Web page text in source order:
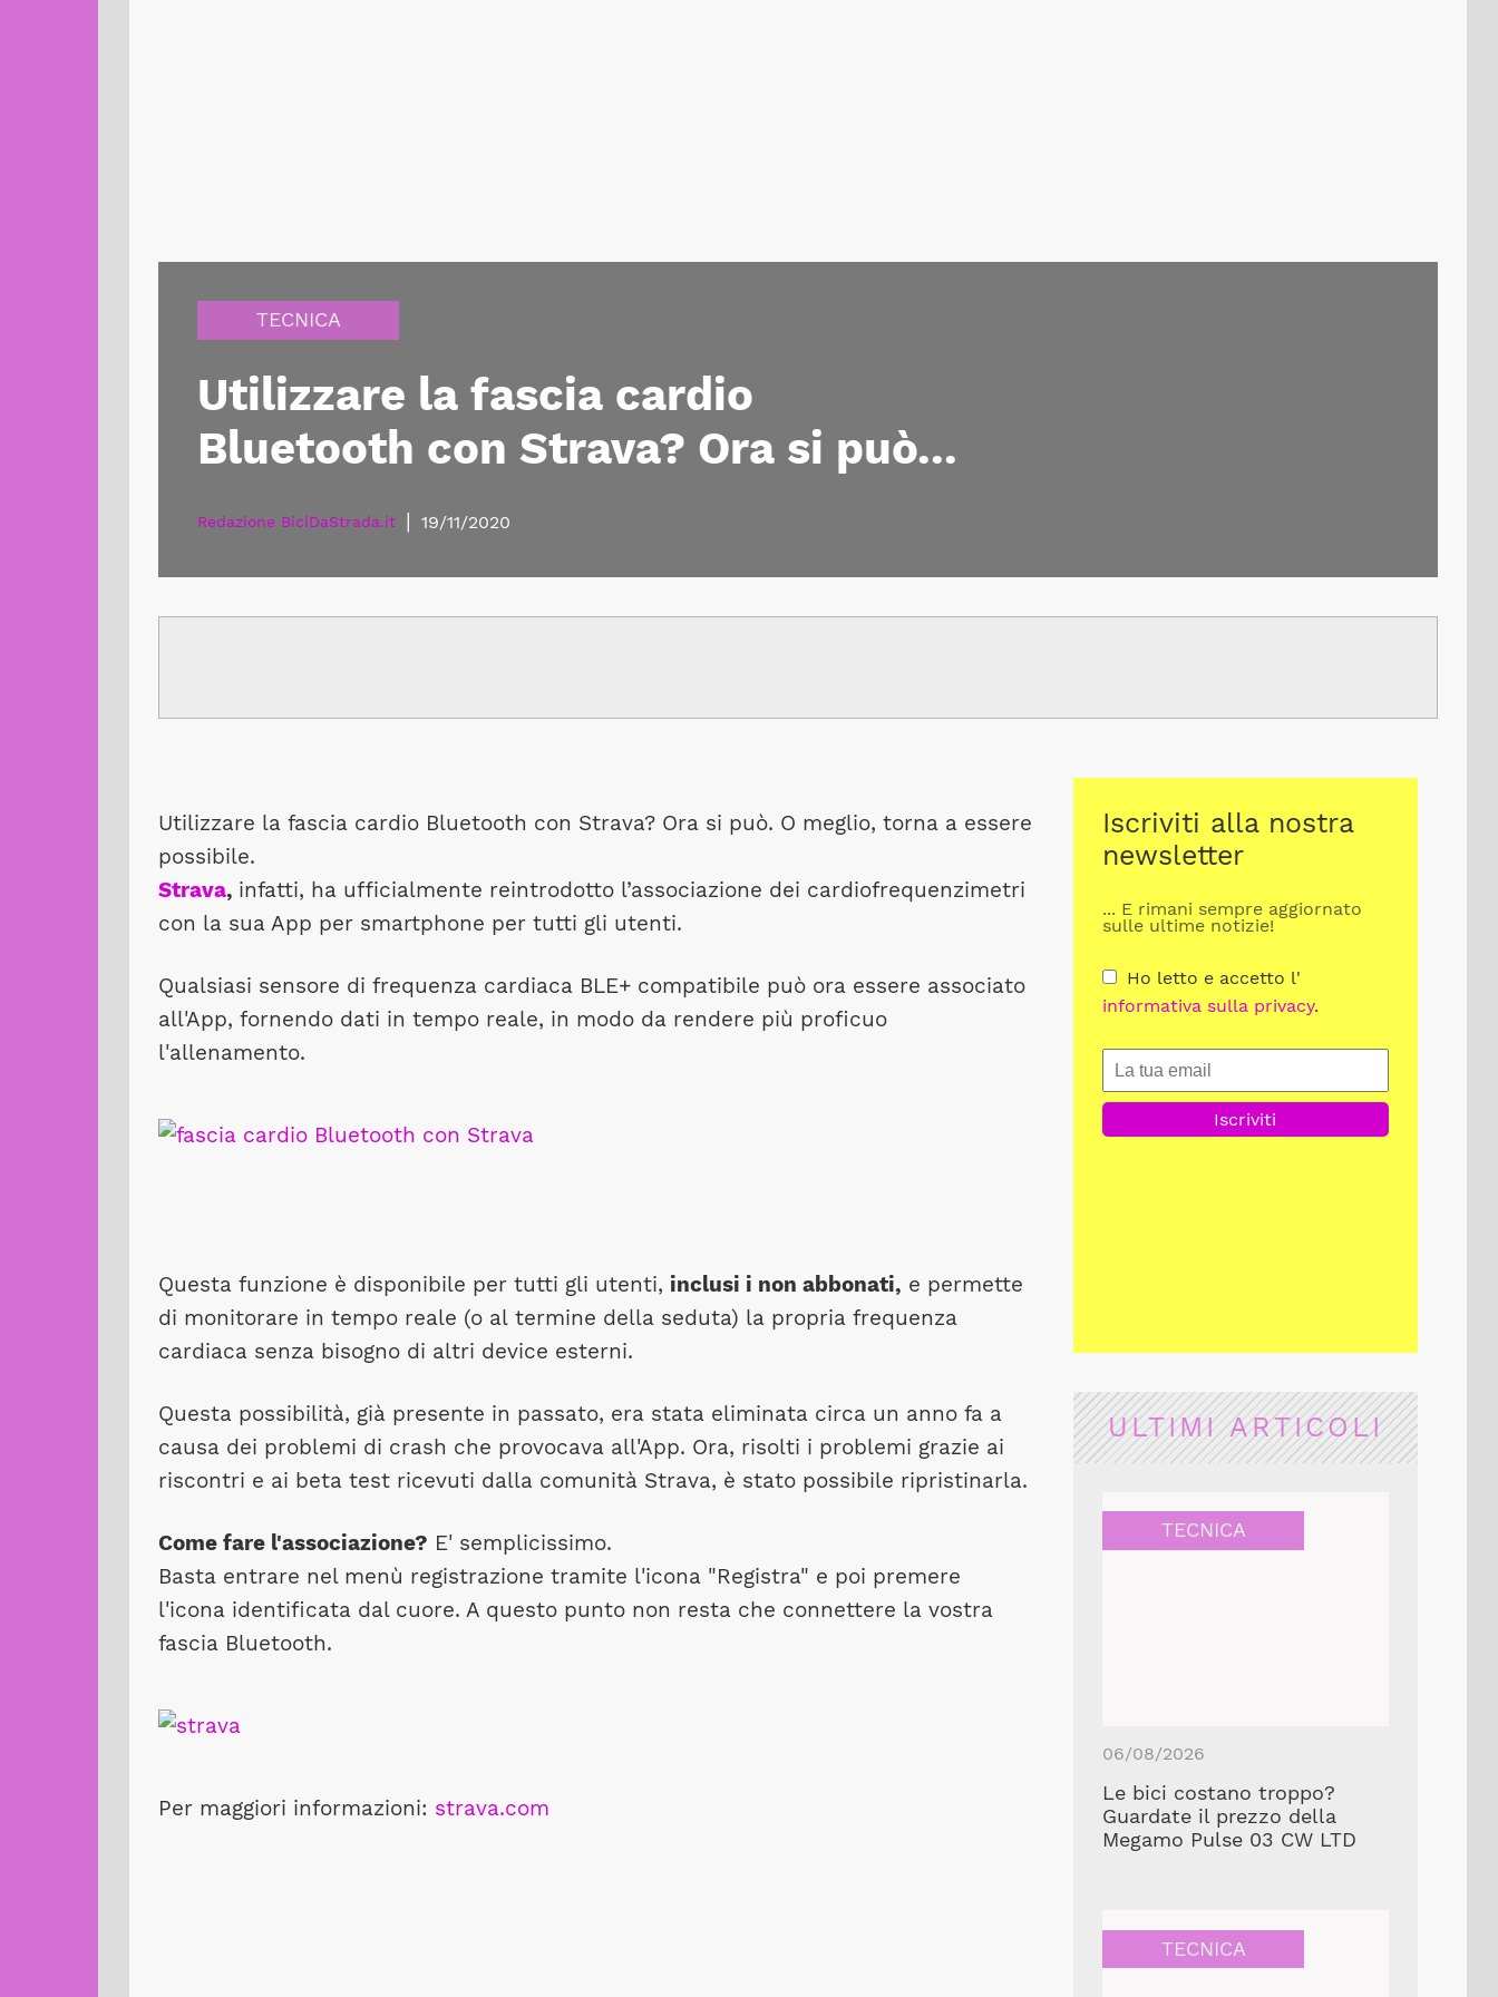
TECNICA
Utilizzare la fascia cardio
Bluetooth con Strava? Ora si può...
Redazione BiciDaStrada.it | 19/11/2020
Utilizzare la fascia cardio Bluetooth con Strava? Ora si può. O meglio, torna a essere
possibile.
Strava, infatti, ha ufficialmente reintrodotto l’associazione dei cardiofrequenzimetri
con la sua App per smartphone per tutti gli utenti.
Qualsiasi sensore di frequenza cardiaca BLE+ compatibile può ora essere associato
all'App, fornendo dati in tempo reale, in modo da rendere più proficuo
l'allenamento.
Questa funzione è disponibile per tutti gli utenti, inclusi i non abbonati, e permette
di monitorare in tempo reale (o al termine della seduta) la propria frequenza
cardiaca senza bisogno di altri device esterni.
Questa possibilità, già presente in passato, era stata eliminata circa un anno fa a
causa dei problemi di crash che provocava all'App. Ora, risolti i problemi grazie ai
riscontri e ai beta test ricevuti dalla comunità Strava, è stato possibile ripristinarla.
Come fare l'associazione? E' semplicissimo.
Basta entrare nel menù registrazione tramite l'icona "Registra" e poi premere
l'icona identificata dal cuore. A questo punto non resta che connettere la vostra
fascia Bluetooth.
Per maggiori informazioni: strava.com
Iscriviti alla nostra
newsletter
... E rimani sempre aggiornato
sulle ultime notizie!
Ho letto e accetto l'
informativa sulla privacy.
ULTIMI ARTICOLI
TECNICA
06/08/2026
Le bici costano troppo?
Guardate il prezzo della
Megamo Pulse 03 CW LTD
TECNICA